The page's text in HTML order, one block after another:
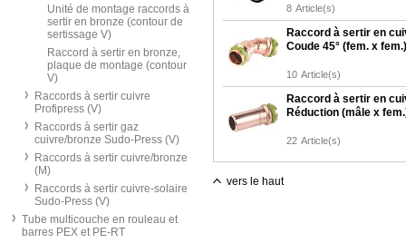
Unité de montage raccords à
sertir en bronze (contour de
sertissage V)
Raccord à sertir en bronze,
plaque de montage (contour
V)
Raccords à sertir cuivre
Profipress (V)
Raccords à sertir gaz
cuivre/bronze Sudo-Press (V)
Raccords à sertir cuivre/bronze
(M)
Raccords à sertir cuivre-solaire
Sudo-Press (V)
Tube multicouche en rouleau et
barres PEX et PE-RT
8 Article(s)
Raccord à sertir en
Coude 45° (fem. x fem.)
10 Article(s)
Raccord à sertir en
Réduction (mâle x
22 Article(s)
vers le haut